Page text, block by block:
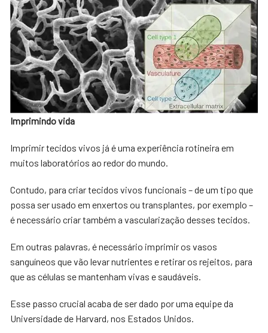
Imprimindo vida
Imprimir tecidos vivos já é uma experiência rotineira em
muitos laboratórios ao redor do mundo.
Contudo, para criar tecidos vivos funcionais – de um tipo que
possa ser usado em enxertos ou transplantes, por exemplo –
é necessário criar também a vascularização desses tecidos.
Em outras palavras, é necessário imprimir os vasos
sanguíneos que vão levar nutrientes e retirar os rejeitos, para
que as células se mantenham vivas e saudáveis.
Esse passo crucial acaba de ser dado por uma equipe da
Universidade de Harvard, nos Estados Unidos.